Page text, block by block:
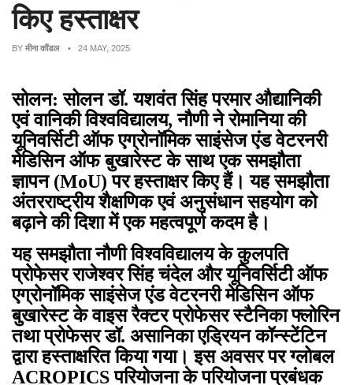
किए हस्ताक्षर
BY मीना कौंडल • 24 MAY, 2025
सोलन: सोलन डॉ. यशवंत सिंह परमार औद्यानिकी
एवं वानिकी विश्वविद्यालय, नौणी ने रोमानिया की
यूनिवर्सिटी ऑफ एग्रोनॉमिक साइंसेज एंड वेटरनरी
मेडिसिन ऑफ बुखारेस्ट के साथ एक समझौता
ज्ञापन (MoU) पर हस्ताक्षर किए हैं। यह समझौता
अंतरराष्ट्रीय शैक्षणिक एवं अनुसंधान सहयोग को
बढ़ाने की दिशा में एक महत्वपूर्ण कदम है।
यह समझौता नौणी विश्वविद्यालय के कुलपति
प्रोफेसर राजेश्वर सिंह चंदेल और यूनिवर्सिटी ऑफ
एग्रोनॉमिक साइंसेज एंड वेटरनरी मेडिसिन ऑफ
बुखारेस्ट के वाइस रैक्टर प्रोफेसर स्टैनिका फ्लोरिन
तथा प्रोफेसर डॉ. असानिका एड्रियन कॉन्स्टेंटिन
द्वारा हस्ताक्षरित किया गया। इस अवसर पर ग्लोबल
ACROPICS परियोजना के परियोजना प्रबंधक